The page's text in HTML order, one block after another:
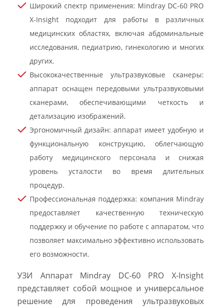
Широкий спектр применения: Mindray DC-60 PRO
X-Insight подходит для работы в различных
медицинских областях, включая абдоминальные
исследования, педиатрию, гинекологию и многих
других.
Высококачественные ультразвуковые сканеры:
аппарат оснащен передовыми ультразвуковыми
сканерами, обеспечивающими четкость и
детализацию изображений.
Эргономичный дизайн: аппарат имеет удобную и
функциональную конструкцию, облегчающую
работу медицинского персонала и снижая
уровень усталости во время длительных
процедур.
Профессиональная поддержка: компания Mindray
предоставляет качественную техническую
поддержку и обучение по работе с аппаратом, что
позволяет максимально эффективно использовать
его возможности.
УЗИ Аппарат Mindray DC-60 PRO X-Insight
представляет собой мощное и универсальное
решение для проведения ультразвуковых